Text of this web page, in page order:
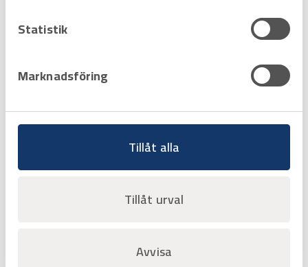
Statistik
Marknadsföring
Tillåt alla
Tillåt urval
Avvisa
Luftflödesmätare Testo 400